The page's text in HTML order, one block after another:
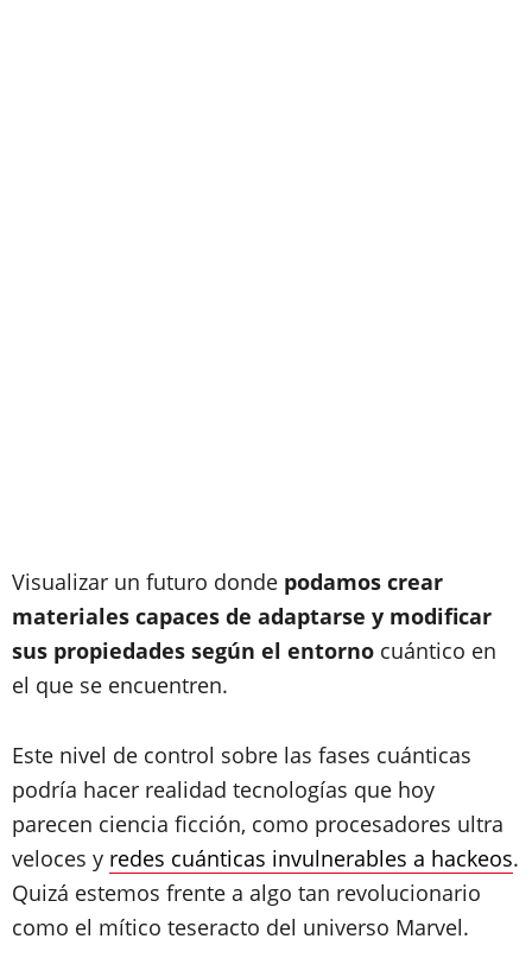
Visualizar un futuro donde podamos crear
materiales capaces de adaptarse y modificar
sus propiedades según el entorno cuántico en
el que se encuentren.
Este nivel de control sobre las fases cuánticas
podría hacer realidad tecnologías que hoy
parecen ciencia ficción, como procesadores ultra
veloces y redes cuánticas invulnerables a hackeos.
Quizá estemos frente a algo tan revolucionario
como el mítico teseracto del universo Marvel.